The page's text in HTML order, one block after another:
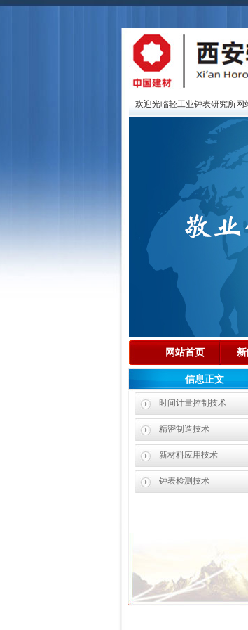
欢迎光临轻工业钟表研究所网
网站首页
信息正文
时间计量控制技术
精密制造技术
新材料应用技术
钟表检测技术